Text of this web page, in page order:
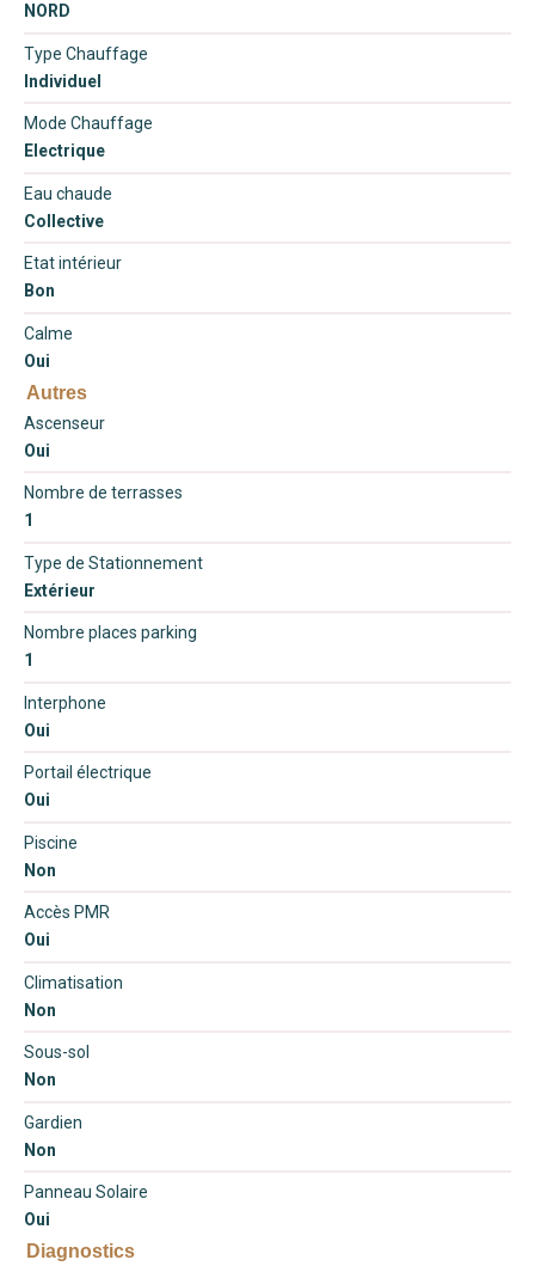
NORD
Type Chauffage
Individuel
Mode Chauffage
Electrique
Eau chaude
Collective
Etat intérieur
Bon
Calme
Oui
Autres
Ascenseur
Oui
Nombre de terrasses
1
Type de Stationnement
Extérieur
Nombre places parking
1
Interphone
Oui
Portail électrique
Oui
Piscine
Non
Accès PMR
Oui
Climatisation
Non
Sous-sol
Non
Gardien
Non
Panneau Solaire
Oui
Diagnostics